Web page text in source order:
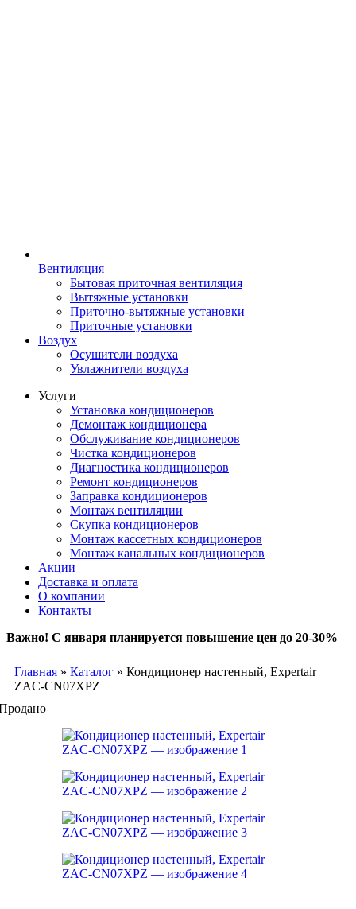
Вентиляция
Бытовая приточная вентиляция
Вытяжные установки
Приточно-вытяжные установки
Приточные установки
Воздух
Осушители воздуха
Увлажнители воздуха
Услуги
Установка кондиционеров
Демонтаж кондиционера
Обслуживание кондиционеров
Чистка кондиционеров
Диагностика кондиционеров
Ремонт кондиционеров
Заправка кондиционеров
Монтаж вентиляции
Скупка кондиционеров
Монтаж кассетных кондиционеров
Монтаж канальных кондиционеров
Акции
Доставка и оплата
О компании
Контакты
Важно! С января планируется повышение цен до 20-30%
Главная » Каталог » Кондиционер настенный, Expertair
ZAC-CN07XPZ